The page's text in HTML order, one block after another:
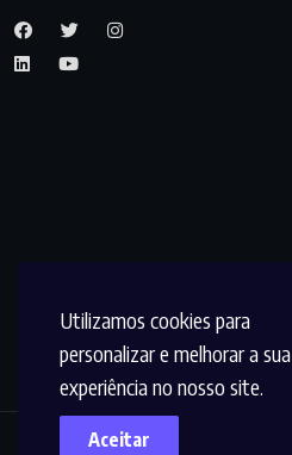
Utilizamos cookies para
personalizar e melhorar a sua
experiência no nosso site.
Aceitar